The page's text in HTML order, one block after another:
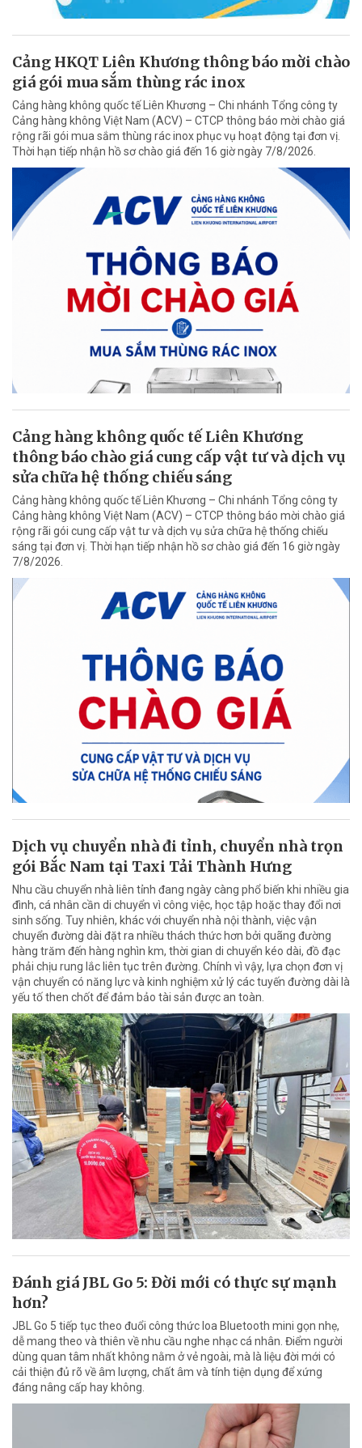
Cảng HKQT Liên Khương thông báo mời chào
giá gói mua sắm thùng rác inox
Cảng hàng không quốc tế Liên Khương – Chi nhánh Tổng công ty
Cảng hàng không Việt Nam (ACV) – CTCP thông báo mời chào giá
rộng rãi gói mua sắm thùng rác inox phục vụ hoạt động tại đơn vị.
Thời hạn tiếp nhận hồ sơ chào giá đến 16 giờ ngày 7/8/2026.
Cảng hàng không quốc tế Liên Khương
thông báo chào giá cung cấp vật tư và dịch vụ
sửa chữa hệ thống chiếu sáng
Cảng hàng không quốc tế Liên Khương – Chi nhánh Tổng công ty
Cảng hàng không Việt Nam (ACV) – CTCP thông báo mời chào giá
rộng rãi gói cung cấp vật tư và dịch vụ sửa chữa hệ thống chiếu
sáng tại đơn vị. Thời hạn tiếp nhận hồ sơ chào giá đến 16 giờ ngày
7/8/2026.
Dịch vụ chuyển nhà đi tỉnh, chuyển nhà trọn
gói Bắc Nam tại Taxi Tải Thành Hưng
Nhu cầu chuyển nhà liên tỉnh đang ngày càng phổ biến khi nhiều gia
đình, cá nhân cần di chuyển vì công việc, học tập hoặc thay đổi nơi
sinh sống. Tuy nhiên, khác với chuyển nhà nội thành, việc vận
chuyển đường dài đặt ra nhiều thách thức hơn bởi quãng đường
hàng trăm đến hàng nghìn km, thời gian di chuyển kéo dài, đồ đạc
phải chịu rung lắc liên tục trên đường. Chính vì vậy, lựa chọn đơn vị
vận chuyển có năng lực và kinh nghiệm xử lý các tuyến đường dài là
yếu tố then chốt để đảm bảo tài sản được an toàn.
Đánh giá JBL Go 5: Đời mới có thực sự mạnh
hơn?
JBL Go 5 tiếp tục theo đuổi công thức loa Bluetooth mini gọn nhẹ,
dễ mang theo và thiên về nhu cầu nghe nhạc cá nhân. Điểm người
dùng quan tâm nhất không nằm ở vẻ ngoài, mà là liệu đời mới có
cải thiện đủ rõ về âm lượng, chất âm và tính tiện dụng để xứng
đáng nâng cấp hay không.